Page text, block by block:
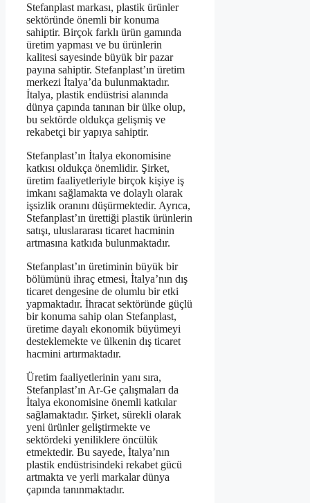
Stefanplast markası, plastik ürünler
sektöründe önemli bir konuma
sahiptir. Birçok farklı ürün gamında
üretim yapması ve bu ürünlerin
kalitesi sayesinde büyük bir pazar
payına sahiptir. Stefanplast’ın üretim
merkezi İtalya’da bulunmaktadır.
İtalya, plastik endüstrisi alanında
dünya çapında tanınan bir ülke olup,
bu sektörde oldukça gelişmiş ve
rekabetçi bir yapıya sahiptir.
Stefanplast’ın İtalya ekonomisine
katkısı oldukça önemlidir. Şirket,
üretim faaliyetleriyle birçok kişiye iş
imkanı sağlamakta ve dolaylı olarak
işsizlik oranını düşürmektedir. Ayrıca,
Stefanplast’ın ürettiği plastik ürünlerin
satışı, uluslararası ticaret hacminin
artmasına katkıda bulunmaktadır.
Stefanplast’ın üretiminin büyük bir
bölümünü ihraç etmesi, İtalya’nın dış
ticaret dengesine de olumlu bir etki
yapmaktadır. İhracat sektöründe güçlü
bir konuma sahip olan Stefanplast,
üretime dayalı ekonomik büyümeyi
desteklemekte ve ülkenin dış ticaret
hacmini artırmaktadır.
Üretim faaliyetlerinin yanı sıra,
Stefanplast’ın Ar-Ge çalışmaları da
İtalya ekonomisine önemli katkılar
sağlamaktadır. Şirket, sürekli olarak
yeni ürünler geliştirmekte ve
sektördeki yeniliklere öncülük
etmektedir. Bu sayede, İtalya’nın
plastik endüstrisindeki rekabet gücü
artmakta ve yerli markalar dünya
çapında tanınmaktadır.